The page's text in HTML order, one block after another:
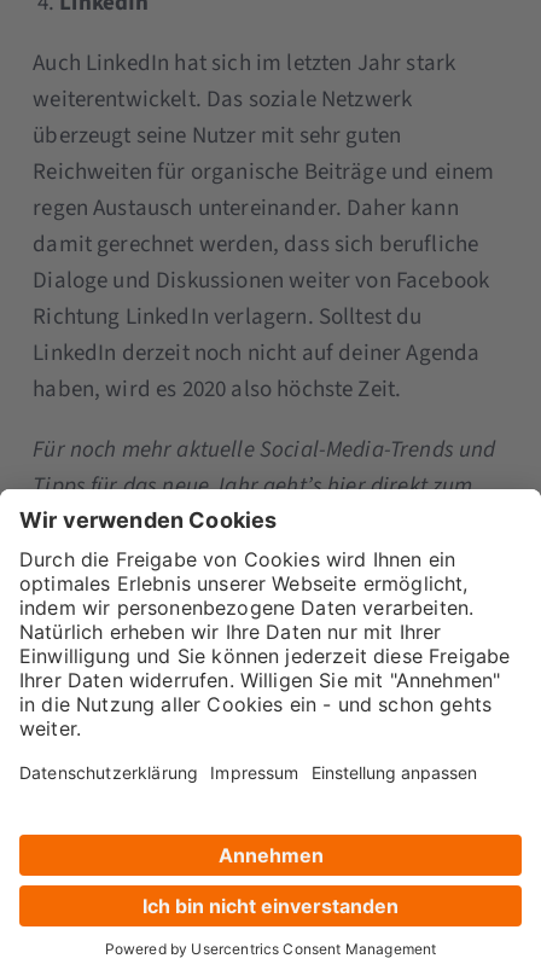
Auch LinkedIn hat sich im letzten Jahr stark
weiterentwickelt. Das soziale Netzwerk
überzeugt seine Nutzer mit sehr guten
Reichweiten für organische Beiträge und einem
regen Austausch untereinander. Daher kann
damit gerechnet werden, dass sich berufliche
Dialoge und Diskussionen weiter von Facebook
Richtung LinkedIn verlagern. Solltest du
LinkedIn derzeit noch nicht auf deiner Agenda
haben, wird es 2020 also höchste Zeit.
Für noch mehr aktuelle Social-Media-Trends und
Tipps für das neue Jahr geht’s hier direkt zum
Blogbeitrag von Futurebiz
Online Marketing: Was 2020 auf
dich zukommt
Gibt es besondere Trends im Online Marketing,
auf die du dich jetzt schon vorbereiten kannst?
Lautt3nsind es weniger neue Themen, die das
Bekannte, die jetzt so richtig an Fahrt
aufnehmen. Wir haben die wichtigsten Infos für
dich zusammengefasst.
Programmatic Advertising wächst weiter